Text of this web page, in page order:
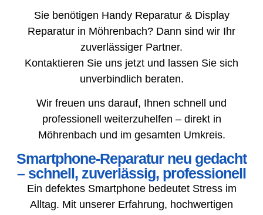
Sie benötigen Handy Reparatur & Display
Reparatur in Möhrenbach? Dann sind wir Ihr
zuverlässiger Partner.
Kontaktieren Sie uns jetzt und lassen Sie sich
unverbindlich beraten.
Wir freuen uns darauf, Ihnen schnell und
professionell weiterzuhelfen – direkt in
Möhrenbach und im gesamten Umkreis.
Smartphone-Reparatur neu gedacht
– schnell, zuverlässig, professionell
Ein defektes Smartphone bedeutet Stress im
Alltag. Mit unserer Erfahrung, hochwertigen